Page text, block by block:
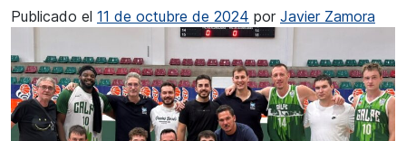
Publicado el 11 de octubre de 2024 por Javier Zamora